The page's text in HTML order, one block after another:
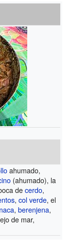
ahumado,
(ahumado), la
decerdo,
,col verde, el
,berenjena,
de mar,